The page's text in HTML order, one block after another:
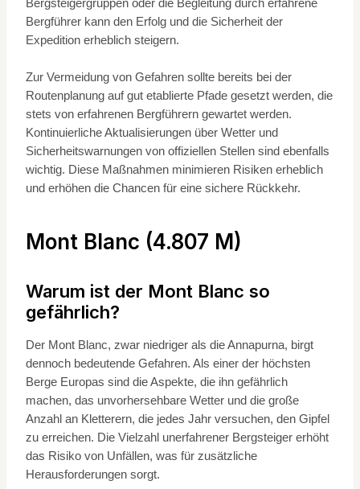
Bergsteigergruppen oder die Begleitung durch erfahrene
Bergführer kann den Erfolg und die Sicherheit der
Expedition erheblich steigern.
Zur Vermeidung von Gefahren sollte bereits bei der
Routenplanung auf gut etablierte Pfade gesetzt werden, die
stets von erfahrenen Bergführern gewartet werden.
Kontinuierliche Aktualisierungen über Wetter und
Sicherheitswarnungen von offiziellen Stellen sind ebenfalls
wichtig. Diese Maßnahmen minimieren Risiken erheblich
und erhöhen die Chancen für eine sichere Rückkehr.
Mont Blanc (4.807 M)
Warum ist der Mont Blanc so
gefährlich?
Der Mont Blanc, zwar niedriger als die Annapurna, birgt
dennoch bedeutende Gefahren. Als einer der höchsten
Berge Europas sind die Aspekte, die ihn gefährlich
machen, das unvorhersehbare Wetter und die große
Anzahl an Kletterern, die jedes Jahr versuchen, den Gipfel
zu erreichen. Die Vielzahl unerfahrener Bergsteiger erhöht
das Risiko von Unfällen, was für zusätzliche
Herausforderungen sorgt.